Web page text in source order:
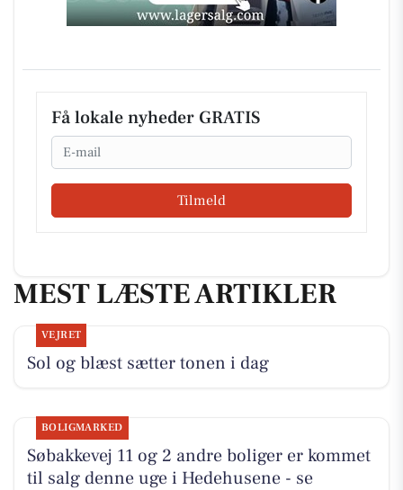
Få lokale nyheder GRATIS
Email
Tilmeld
MEST LÆSTE ARTIKLER
VEJRET
Sol og blæst sætter tonen i dag
BOLIGMARKED
Søbakkevej 11 og 2 andre boliger er kommet
til salg denne uge i Hedehusene - se